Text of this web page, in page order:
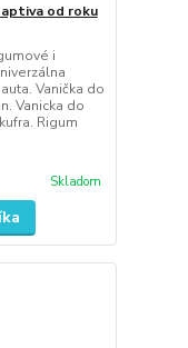
od roku
i
Vanička do
Vanicka do
Rigum
Skladom